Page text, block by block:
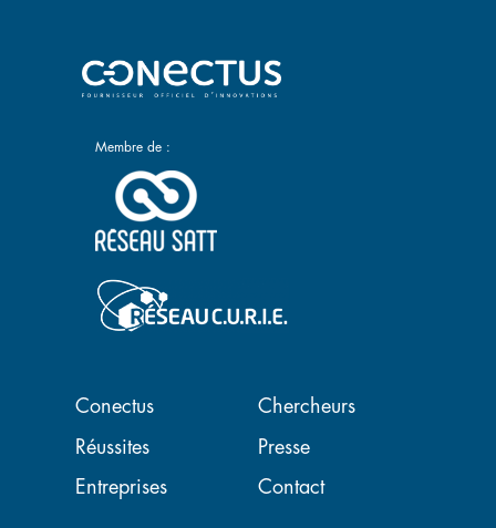
Membre de :
Navigation principale
Conectus
Réussites
Entreprises
Chercheurs
Presse
Contact